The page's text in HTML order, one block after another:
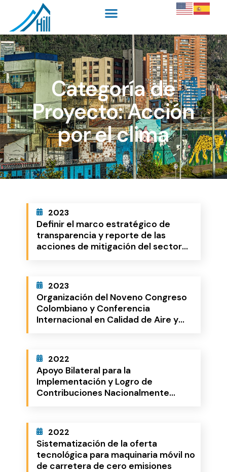
Categoría de
Proyecto: Acción
por el clima
2023
Definir el marco estratégico de
transparencia y reporte de las
acciones de mitigación del sector
2023
Organización del Noveno Congreso
Colombiano y Conferencia
Internacional en Calidad de Aire y
2022
Apoyo Bilateral para la
Implementación y Logro de
Contribuciones Nacionalmente
2022
Sistematización de la oferta
tecnológica para maquinaria móvil no
de carretera de cero emisiones